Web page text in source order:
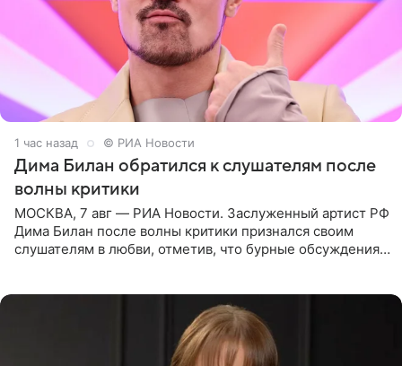
1 час назад © РИА Новости
Дима Билан обратился к слушателям после
волны критики
МОСКВА, 7 авг — РИА Новости. Заслуженный артист РФ
Дима Билан после волны критики признался своим
слушателям в любви, отметив, что бурные обсуждения